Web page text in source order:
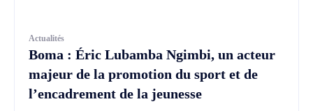
Actualités
Boma : Éric Lubamba Ngimbi, un acteur
majeur de la promotion du sport et de
l’encadrement de la jeunesse